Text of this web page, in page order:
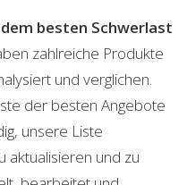
besten Schwerlast
zahlreiche Produkte
und verglichen.
der besten Angebote
unsere Liste
und zu